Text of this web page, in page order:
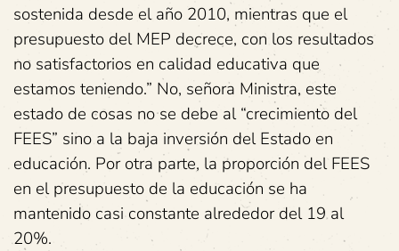
sostenida desde el año 2010, mientras que el
presupuesto del MEP decrece, con los resultados
no satisfactorios en calidad educativa que
estamos teniendo.” No, señora Ministra, este
estado de cosas no se debe al “crecimiento del
FEES” sino a la baja inversión del Estado en
educación. Por otra parte, la proporción del FEES
en el presupuesto de la educación se ha
mantenido casi constante alrededor del 19 al
20%.